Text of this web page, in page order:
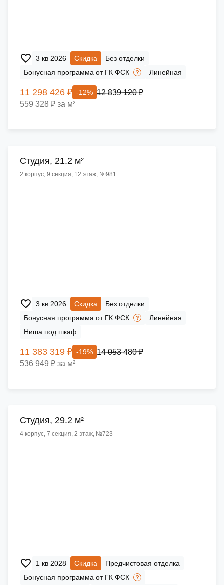
3 кв 2026 Скидка
Без отделки
Бонусная программа от ГК ФСК
Линейная
11 298 426 ₽ -12% 12 839 120 ₽
559 328 ₽ за м²
Cтудия, 21.2 м²
2 корпус, 9 секция, 12 этаж, №981
3 кв 2026 Скидка
Без отделки
Бонусная программа от ГК ФСК
Линейная
Ниша под шкаф
11 383 319 ₽ -19% 14 053 480 ₽
536 949 ₽ за м²
Cтудия, 29.2 м²
4 корпус, 7 секция, 2 этаж, №723
1 кв 2028 Скидка
Предчистовая отделка
Бонусная программа от ГК ФСК